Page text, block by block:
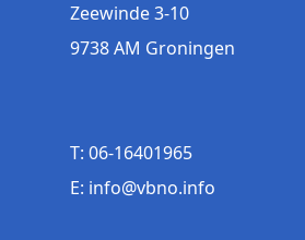
Zeewinde 3-10
9738 AM Groningen
T: 06-16401965
E: info@vbno.info